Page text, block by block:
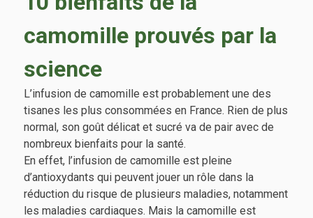
camomille prouvés par la
science
L’infusion de camomille est probablement une des
tisanes les plus consommées en France. Rien de plus
normal, son goût délicat et sucré va de pair avec de
nombreux bienfaits pour la santé.
En effet, l’infusion de camomille est pleine
d’antioxydants qui peuvent jouer un rôle dans la
réduction du risque de plusieurs maladies, notamment
les maladies cardiaques. Mais la camomille est